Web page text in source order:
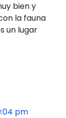
bien y
la fauna
un lugar
pm